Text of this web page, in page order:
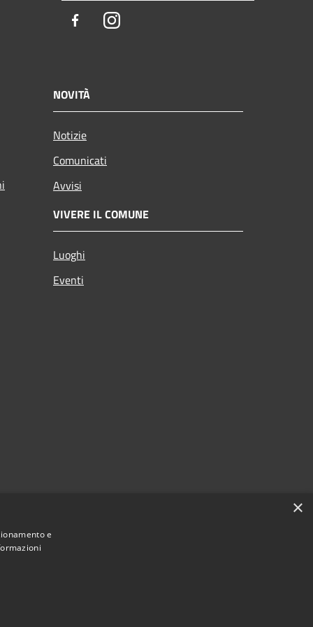
FacebookInstagram
NOVITÀ
Notizie
Comunicati
Avvisi
VIVERE IL COMUNE
Luoghi
Eventi
×
e